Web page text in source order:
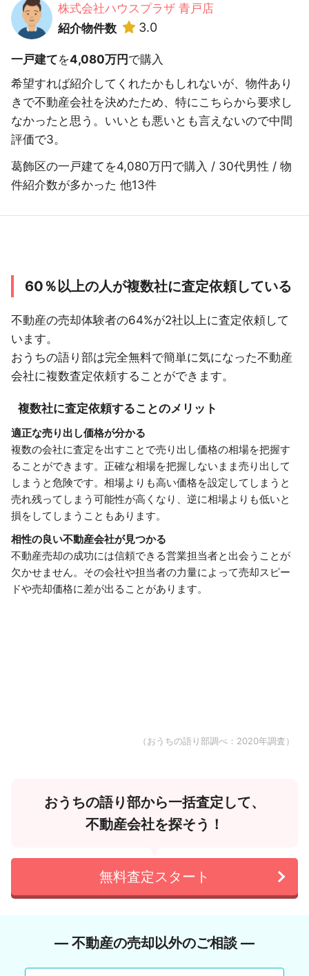
株式会社ハウスプラザ 青戸店
紹介物件数
3.0
一戸建てを4,080万円で購入
希望すれば紹介してくれたかもしれないが、物件あり
きで不動産会社を決めたため、特にこちらから要求し
なかったと思う。いいとも悪いとも言えないので中間
評価で3。
葛飾区の一戸建てを4,080万円で購入 / 30代男性 / 物
件紹介数が多かった 他13件
60％以上の人が複数社に査定依頼している
不動産の売却体験者の64%が2社以上に査定依頼して
います。
おうちの語り部は完全無料で簡単に気になった不動産
会社に複数査定依頼することができます。
複数社に査定依頼することのメリット
適正な売り出し価格が分かる
複数の会社に査定を出すことで売り出し価格の相場を把握す
ることができます。正確な相場を把握しないまま売り出して
しまうと危険です。相場よりも高い価格を設定してしまうと
売れ残ってしまう可能性が高くなり、逆に相場よりも低いと
損をしてしまうこともあります。
相性の良い不動産会社が見つかる
不動産売却の成功には信頼できる営業担当者と出会うことが
欠かせません。その会社や担当者の力量によって売却スピー
ドや売却価格に差が出ることがあります。
（おうちの語り部調べ：2020年調査）
おうちの語り部から一括査定して、
不動産会社を探そう！
無料査定スタート
― 不動産の売却以外のご相談 ―